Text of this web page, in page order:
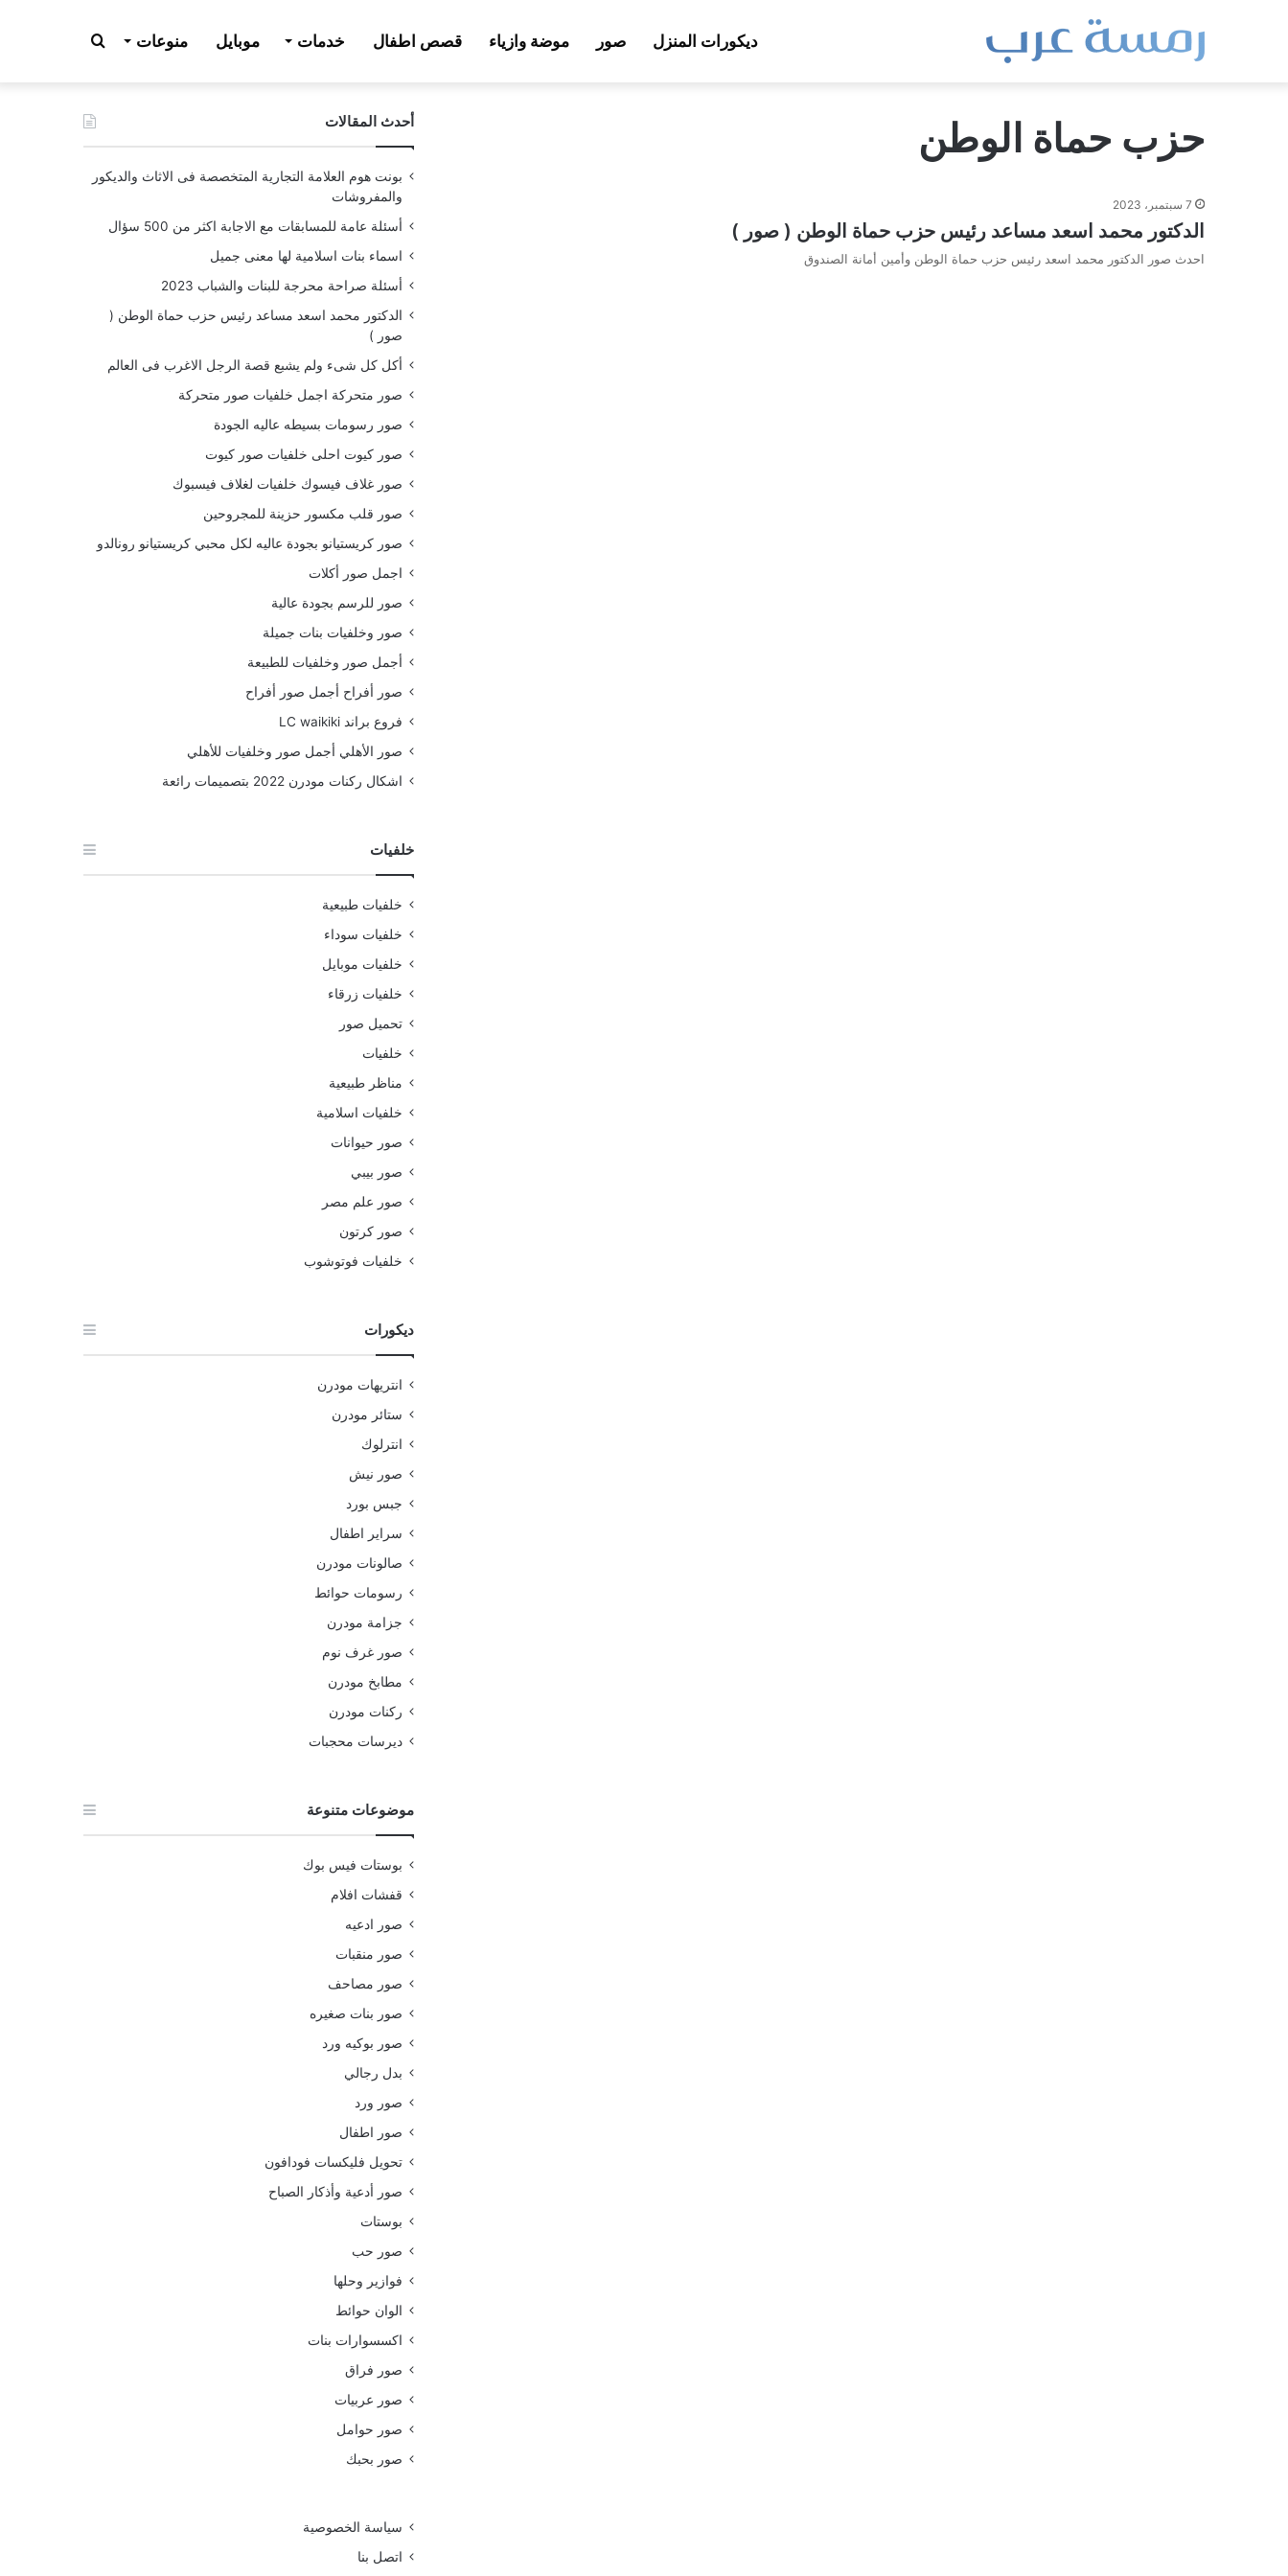
ديكورات المنزل صور موضة وازياء قصص اطفال خدمات موبايل منوعات بحث
عن حزب حماة الوطن
7 سبتمبر، 2023
الدكتور محمد اسعد مساعد رئيس حزب حماة الوطن ( صور )
احدث صور الدكتور محمد اسعد رئيس حزب حماة الوطن وأمين أمانة الصندوق
أحدث المقالات
بونت هوم العلامة التجارية المتخصصة فى الاثاث والديكور
والمفروشات
أسئلة عامة للمسابقات مع الاجابة اكثر من 500 سؤال
اسماء بنات اسلامية لها معنى جميل
أسئلة صراحة محرجة للبنات والشباب 2023
الدكتور محمد اسعد مساعد رئيس حزب حماة الوطن (
صور )
أكل كل شىء ولم يشبع قصة الرجل الاغرب فى العالم
صور متحركة اجمل خلفيات صور متحركة
صور رسومات بسيطه عاليه الجودة
صور كيوت احلى خلفيات صور كيوت
صور غلاف فيسوك خلفيات لغلاف فيسبوك
صور قلب مكسور حزينة للمجروحين
صور كريستيانو بجودة عاليه لكل محبي كريستيانو رونالدو
اجمل صور أكلات
صور للرسم بجودة عالية
صور وخلفيات بنات جميلة
أجمل صور وخلفيات للطبيعة
صور أفراح أجمل صور أفراح
فروع براند LC waikiki
صور الأهلي أجمل صور وخلفيات للأهلي
اشكال ركنات مودرن 2022 بتصميمات رائعة
خلفيات
خلفيات طبيعية
خلفيات سوداء
خلفيات موبايل
خلفيات زرقاء
تحميل صور
خلفيات
مناظر طبيعية
خلفيات اسلامية
صور حيوانات
صور بيبي
صور علم مصر
صور كرتون
خلفيات فوتوشوب
ديكورات
انتريهات مودرن
ستائر مودرن
انترلوك
صور نيش
جبس بورد
سراير اطفال
صالونات مودرن
رسومات حوائط
جزامة مودرن
صور غرف نوم
مطابخ مودرن
ركنات مودرن
ديرسات محجبات
موضوعات متنوعة
بوستات فيس بوك
قفشات افلام
صور ادعيه
صور منقبات
صور مصاحف
صور بنات صغيره
صور بوكيه ورد
بدل رجالي
صور ورد
صور اطفال
تحويل فليكسات فودافون
صور أدعية وأذكار الصباح
بوستات
صور حب
فوازير وحلها
الوان حوائط
اكسسوارات بنات
صور فراق
صور عربيات
صور حوامل
صور بحبك
سياسة الخصوصية
اتصل بنا